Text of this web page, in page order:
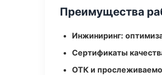
Преимущества
Инжиниринг:
Сертификаты
ОТК и